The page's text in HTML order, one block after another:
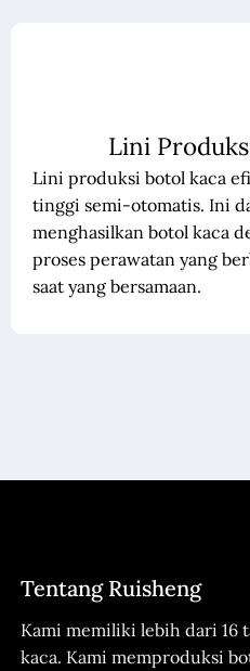
Lini
Lini produksi botol kaca
tinggi semi-otomatis. Ini
menghasilkan botol kaca
proses perawatan yang
saat yang bersamaan.
Tentang Ruisheng
Kami memiliki lebih dari 16
kaca. Kami memproduksi